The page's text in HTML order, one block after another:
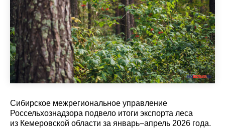
Сибирское межрегиональное управление
Россельхознадзора подвело итоги экспорта леса
из Кемеровской области за январь–апрель 2026 года.